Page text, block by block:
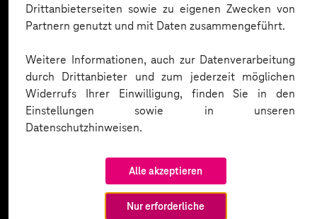
Drittanbieterseiten sowie zu eigenen Zwecken von
Partnern genutzt und mit Daten zusammengeführt.
Weitere Informationen, auch zur Datenverarbeitung
durch Drittanbieter und zum jederzeit möglichen
Widerrufs Ihrer Einwilligung, finden Sie in den
Einstellungen sowie in unseren
Datenschutzhinweisen.
Alle akzeptieren
Nur erforderliche